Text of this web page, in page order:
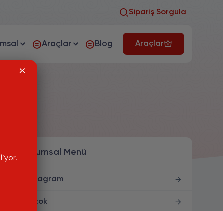
Sipariş Sorgula
Araçlar Blog Araçlar
Kurumsal Menü
Instagram
Tiktok